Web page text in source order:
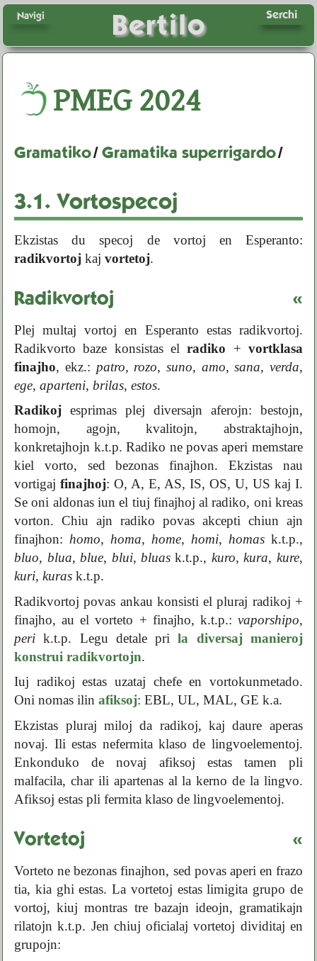
Bertilo Serchi
Navigi
PMEG2024
Gramatiko/Gramatika superrigardo/
3.1. Vortospecoj
Ekzistas du specoj de vortoj en Esperanto:
radikvortoj kajvortetoj.
Radikvortoj «
Plej multaj vortoj en Esperanto estas radikvortoj.
Radikvorto baze konsistas elradiko + vortklasa
finajho, ekz.: patro, rozo, suno, amo,sana, verda,
ege,aparteni,brilas,estos.
Radikoj esprimas plej diversajn aferojn: bestojn,
homojn, agojn, kvalitojn, abstraktajhojn,
konkretajhojn k.t.p. Radiko ne povas aperi memstare
kiel vorto, sed bezonas finajhon. Ekzistas nau
vortigajfinajhoj: O, A, E, AS, IS, OS, U, US kaj I.
Se oni aldonas iun el tiuj finajhoj al radiko, oni kreas
vorton. Chiu ajn radiko povas akcepti chiun ajn
finajhon:homo,homa, home, homi, homask.t.p.,
bluo, blua,blue, blui, bluas k.t.p., kuro,kura, kure,
kuri,kuras k.t.p.
Radikvortoj povas ankau konsisti el pluraj radikoj +
finajho, au el vorteto + finajho, k.t.p.: vaporshipo,
peri k.t.p. Legu detale prila diversaj manieroj
konstrui radikvortojn.
Iuj radikoj estas uzataj chefe en vortokunmetado.
Oni nomas ilinafiksoj: EBL, UL, MAL, GE k.a.
Ekzistas pluraj miloj da radikoj, kaj daure aperas
novaj. Ili estas nefermita klaso de lingvoelementoj.
Enkonduko de novaj afiksoj estas tamen pli
malfacila, char ili apartenas al la kerno de la lingvo.
Afiksoj estas pli fermita klaso de lingvoelementoj.
Vortetoj «
Vorteto ne bezonas finajhon, sed povas aperi en frazo
tia, kia ghi estas. La vortetoj estas limigita grupo de
vortoj, kiuj montras tre bazajn ideojn, gramatikajn
rilatojn k.t.p. Jen chiuj oficialaj vortetoj dividitaj en
grupojn: